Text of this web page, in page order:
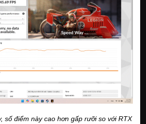
số điểm này cao hơn gấp rưỡi so với RTX